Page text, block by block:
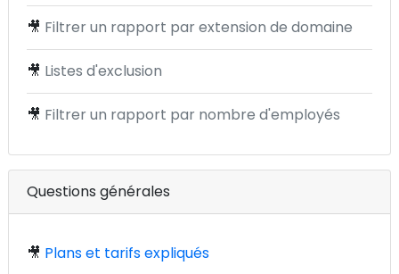
🎥 Filtrer un rapport par extension de domaine
🎥 Listes d'exclusion
🎥 Filtrer un rapport par nombre d'employés
Questions générales
🎥 Plans et tarifs expliqués